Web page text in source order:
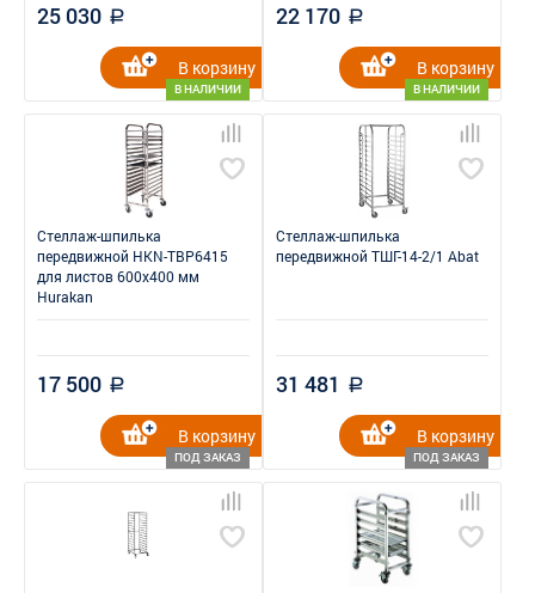
25 030 a
В НАЛИЧИИ
В корзину
22 170 a
В НАЛИЧИИ
В корзину
Стеллаж-шпилька
передвижной HKN-TBP6415
для листов 600x400 мм
Hurakan
17 500 a
ПОД ЗАКАЗ
В корзину
Стеллаж-шпилька
передвижной ТШГ-14-2/1 Abat
31 481 a
ПОД ЗАКАЗ
В корзину